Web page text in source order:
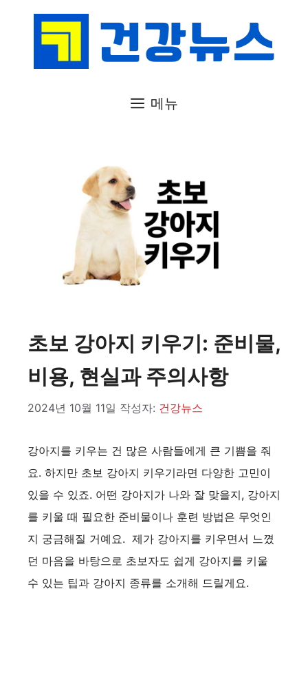
메뉴
초보 강아지 키우기: 준비물,
비용, 현실과 주의사항
2024년 10월 11일 작성자: 건강뉴스
강아지를 키우는 건 많은 사람들에게 큰 기쁨을 줘
요. 하지만 초보 강아지 키우기라면 다양한 고민이
있을 수 있죠. 어떤 강아지가 나와 잘 맞을지, 강아지
를 키울 때 필요한 준비물이나 훈련 방법은 무엇인
지 궁금해질 거예요. 제가 강아지를 키우면서 느꼈
던 마음을 바탕으로 초보자도 쉽게 강아지를 키울
수 있는 팁과 강아지 종류를 소개해 드릴게요.